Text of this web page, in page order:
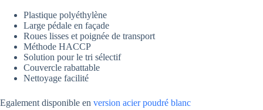
Plastique polyéthylène
Large pédale en façade
Roues lisses et poignée de transport
Méthode HACCP
Solution pour le tri sélectif
Couvercle rabattable
Nettoyage facilité
Egalement disponible en version acier poudré blanc